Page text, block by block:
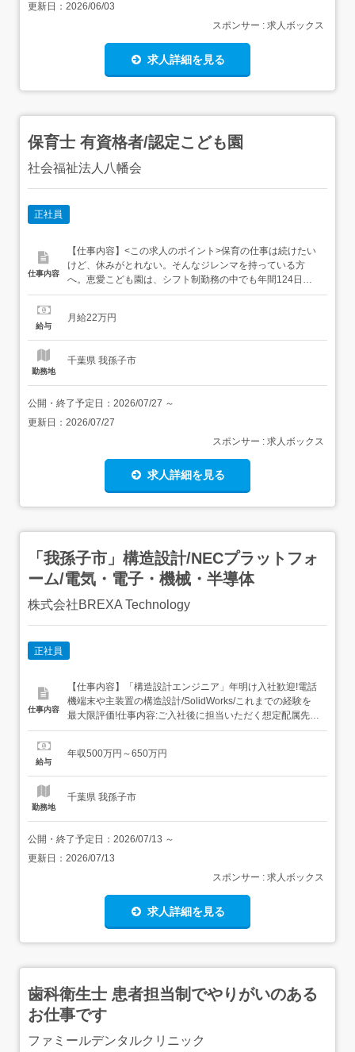
更新日： 2026/06/03
スポンサー : 求人ボックス
求人詳細を見る
保育士 有資格者/認定こども園
社会福祉法人八幡会
正社員
仕事内容
【仕事内容】<この求人のポイント>保育の仕事は続けたい
けど、休みがとれない。そんなジレンマを持っている方
へ。恵愛こども園は、シフト制勤務の中でも年間124日の
休日確保を実現している認定こども園です。<シフト制だ
を導入しているからこそ、事前に休日予定が立てやすい環
給与
月給22万円
勤務地
千葉県 我孫子市
公開・終了予定日： 2026/07/27 ～
更新日： 2026/07/27
スポンサー : 求人ボックス
求人詳細を見る
「我孫子市」構造設計/NECプラットフォ
ーム/電気・電子・機械・半導体
株式会社BREXA Technology
正社員
仕事内容
【仕事内容】「構造設計エンジニア」年明け入社歓迎!電話
機端末や主装置の構造設計/SolidWorks/これまでの経験を
最大限評価!仕事内容:ご入社後に担当いただく想定配属先の
業務は、オフィス向け電話機端末や主装置の構造設計を担
置、EOL「部品供給終了」や4M変更に伴う代替設計検討な
給与
年収500万円～650万円
勤務地
千葉県 我孫子市
公開・終了予定日： 2026/07/13 ～
更新日： 2026/07/13
スポンサー : 求人ボックス
求人詳細を見る
歯科衛生士 患者担当制でやりがいのある
お仕事です
ファミールデンタルクリニック